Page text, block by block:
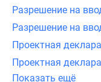
окнами
в
комнатах
и
Разрешение на
Разрешение на
Проектная
Проектная
Показать ещё